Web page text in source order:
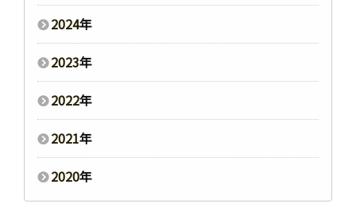
2024年
2023年
2022年
2021年
2020年